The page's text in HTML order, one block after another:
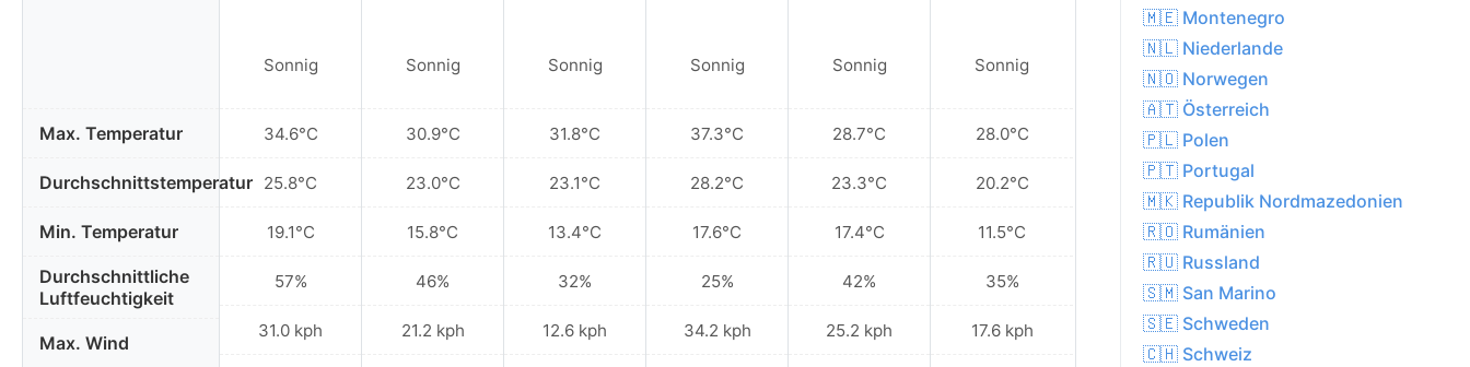
Max. Temperatur
Durchschnittstemperatur
Min. Temperatur
Durchschnittliche
Luftfeuchtigkeit
Max. Wind
Sonnig
34.6°C
25.8°C
19.1°C
57%
31.0 kph
Sonnig
30.9°C
23.0°C
15.8°C
46%
21.2 kph
Sonnig
31.8°C
23.1°C
13.4°C
32%
12.6 kph
Sonnig
37.3°C
28.2°C
17.6°C
25%
34.2 kph
Sonnig
28.7°C
23.3°C
17.4°C
42%
25.2 kph
Sonnig
28.0°C
20.2°C
11.5°C
35%
17.6 kph
🇲🇪 Montenegro
🇳🇱 Niederlande
🇳🇴 Norwegen
🇦🇹 Österreich
🇵🇱 Polen
🇵🇹 Portugal
🇲🇰 Republik Nordmazedonien
🇷🇴 Rumänien
🇷🇺 Russland
🇸🇲 San Marino
🇸🇪 Schweden
🇨🇭 Schweiz